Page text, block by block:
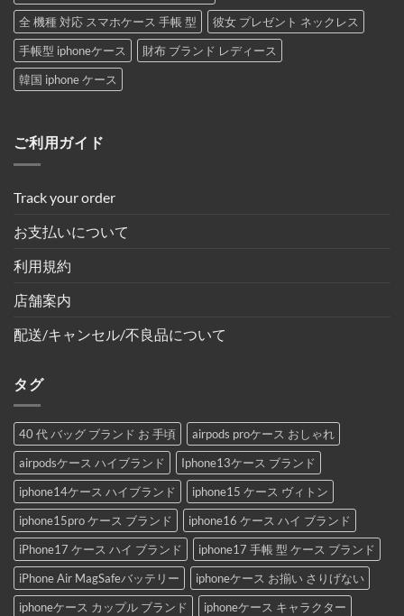
全 機種 対応 スマホケース 手帳 型
彼女 プレゼント ネックレス
手帳型 iphoneケース
財布 ブランド レディース
韓国 iphone ケース
ご利用ガイド
Track your order
お支払いについて
利用規約
店舗案内
配送/キャンセル/不良品について
タグ
40 代 バッグ ブランド お 手頃
airpods proケース おしゃれ
airpodsケース ハイブランド
Iphone13ケース ブランド
iphone14ケース ハイブランド
iphone15 ケース ヴィトン
iphone15pro ケース ブランド
iphone16 ケース ハイ ブランド
iPhone17 ケース ハイ ブランド
iphone17 手帳 型 ケース ブランド
iPhone Air MagSafeバッテリー
iphoneケース お揃い さりげない
iphoneケース カップル ブランド
iphoneケース キャラクター